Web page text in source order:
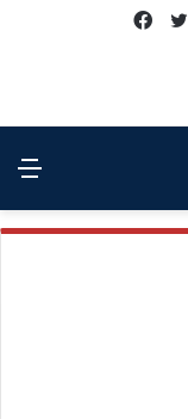
يوتيوبتويتر